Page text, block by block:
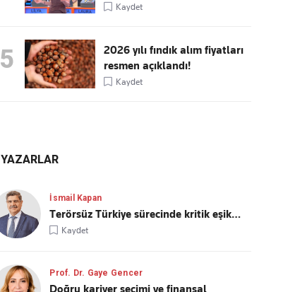
Kaydet
5
2026 yılı fındık alım fiyatları
resmen açıklandı!
Kaydet
YAZARLAR
İsmail Kapan
Terörsüz Türkiye sürecinde kritik eşik…
Kaydet
Prof. Dr. Gaye Gencer
Doğru kariyer seçimi ve finansal